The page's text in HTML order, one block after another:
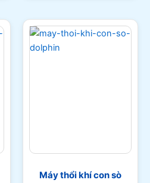
Máy thổi khí con sò